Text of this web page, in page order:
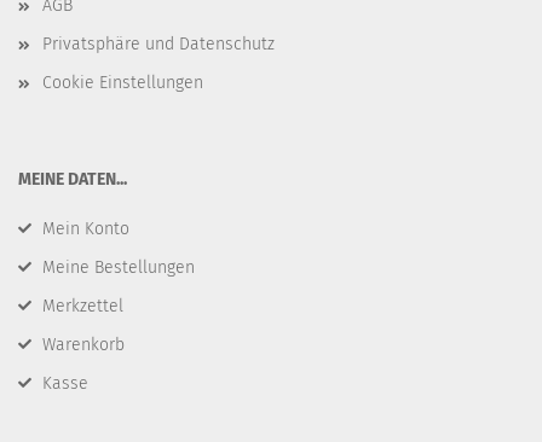
AGB
Privatsphäre und Datenschutz
Cookie Einstellungen
​MEINE DATEN...
Mein Konto
Meine Bestellungen
Merkzettel
Warenkorb
Kasse